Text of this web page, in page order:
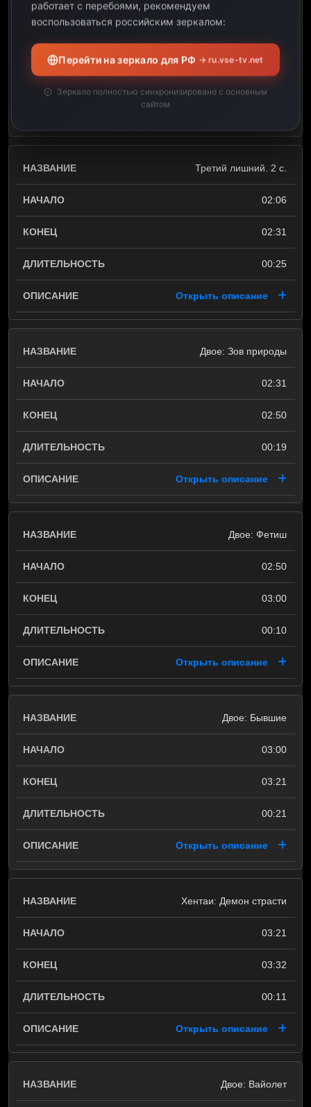
02:06
00:06
Третий лишний. 2 с.
02:06
02:31
00:25
Открыть описание
Двое: Зов природы
02:31
02:50
00:19
Открыть описание
Двое: Фетиш
02:50
03:00
00:10
Открыть описание
Двое: Бывшие
03:00
03:21
00:21
Открыть описание
Хентаи: Демон страсти
03:21
03:32
00:11
Открыть описание
Двое: Вайолет
работает с перебоями, рекомендуем
воспользоваться российским зеркалом:
Перейти на зеркало для РФ → ru.vse-tv.net
Зеркало полностью синхронизировано с основным
сайтом